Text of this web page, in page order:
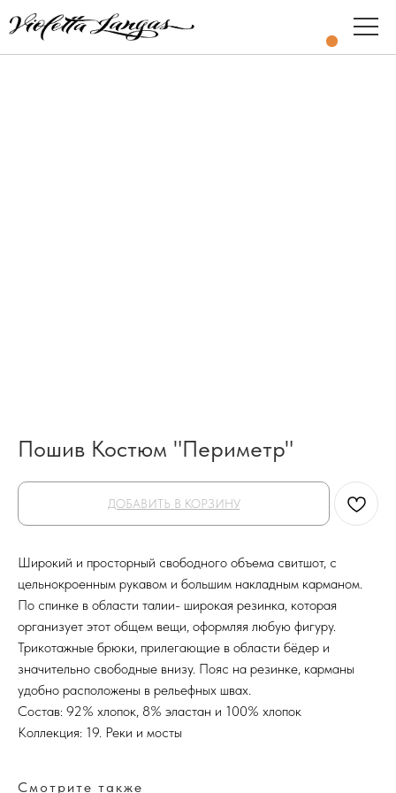
Пошив Костюм "Периметр"
ДОБАВИТЬ В КОРЗИНУ
Широкий и просторный свободного объема свитшот, с
цельнокроенным рукавом и большим накладным карманом.
По спинке в области талии- широкая резинка, которая
организует этот общем вещи, оформляя любую фигуру.
Трикотажные брюки, прилегающие в области бёдер и
значительно свободные внизу. Пояс на резинке, карманы
удобно расположены в рельефных швах.
Состав: 92% хлопок, 8% эластан и 100% хлопок
Коллекция: 19. Реки и мосты
Смотрите также